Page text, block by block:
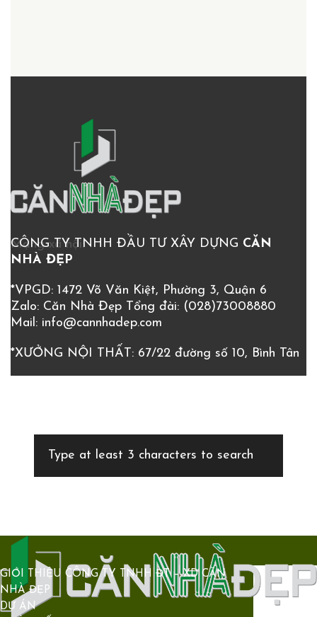
Mạng xã hội:
CÔNG TY TNHH ĐẦU TƯ XÂY DỰNG CĂN
NHÀ ĐẸP
*VPGD: 1472 Võ Văn Kiệt, Phường 3, Quận 6
Zalo: Căn Nhà Đẹp Tổng đài: (028)73008880
Mail: info@cannhadep.com
*XƯỞNG NỘI THẤT: 67/22 đường số 10, Bình Tân
GIỚI THIỆU CÔNG TY TNHH ĐT – XD CĂN
NHÀ ĐẸP
DỰ ÁN